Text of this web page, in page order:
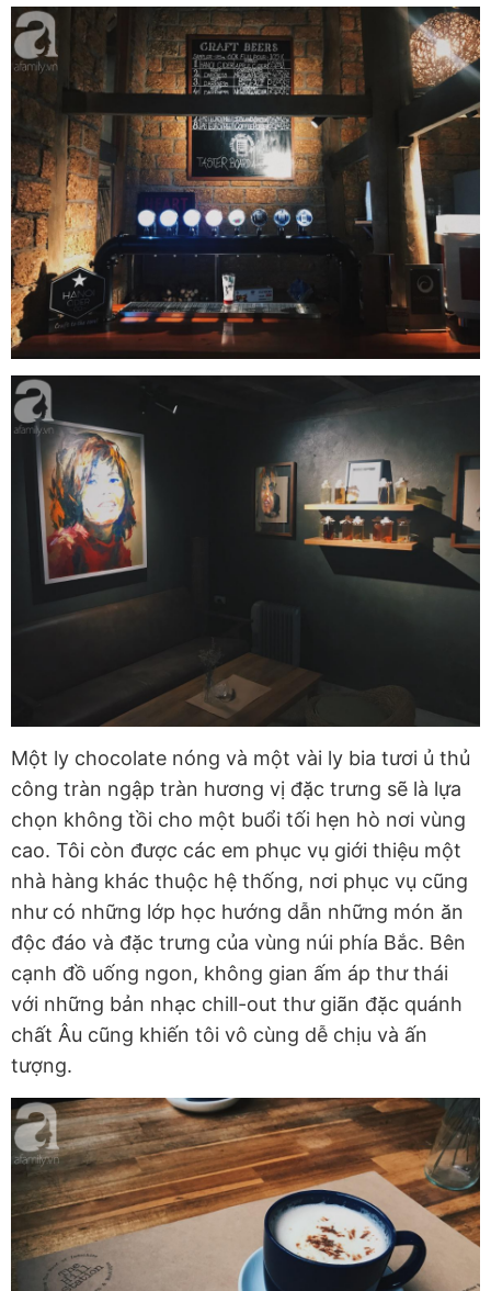
Một ly chocolate nóng và một vài ly bia tươi ủ thủ
công tràn ngập tràn hương vị đặc trưng sẽ là lựa
chọn không tồi cho một buổi tối hẹn hò nơi vùng
cao. Tôi còn được các em phục vụ giới thiệu một
nhà hàng khác thuộc hệ thống, nơi phục vụ cũng
như có những lớp học hướng dẫn những món ăn
độc đáo và đặc trưng của vùng núi phía Bắc. Bên
cạnh đồ uống ngon, không gian ấm áp thư thái
với những bản nhạc chill-out thư giãn đặc quánh
chất Âu cũng khiến tôi vô cùng dễ chịu và ấn
tượng.